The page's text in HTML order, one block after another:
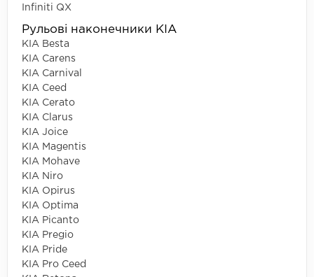
Infiniti QX
Рульові наконечники KIA
KIA Besta
KIA Carens
KIA Carnival
KIA Ceed
KIA Cerato
KIA Clarus
KIA Joice
KIA Magentis
KIA Mohave
KIA Niro
KIA Opirus
KIA Optima
KIA Picanto
KIA Pregio
KIA Pride
KIA Pro Ceed